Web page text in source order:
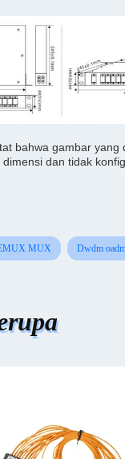
bahwa gambar yang
dan tidak
MUX Dwdm